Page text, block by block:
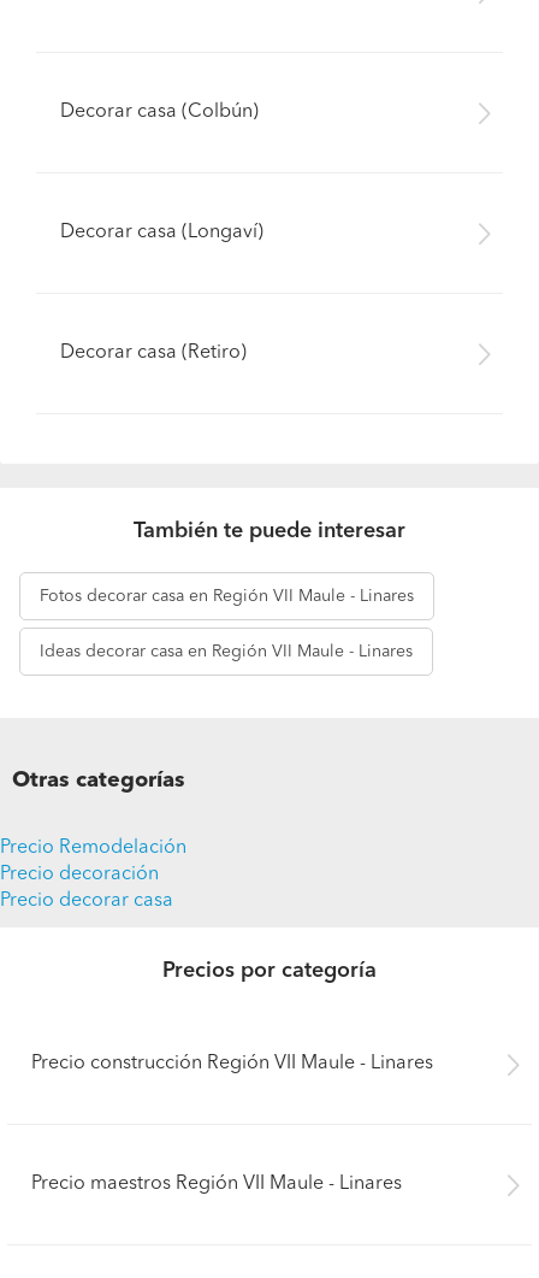
Decorar casa (Colbún)
Decorar casa (Longaví)
Decorar casa (Retiro)
También te puede interesar
Fotos decorar casa en Región VII Maule - Linares
Ideas decorar casa en Región VII Maule - Linares
Otras categorías
Precio Remodelación
Precio decoración
Precio decorar casa
Precios por categoría
Precio construcción Región VII Maule - Linares
Precio maestros Región VII Maule - Linares